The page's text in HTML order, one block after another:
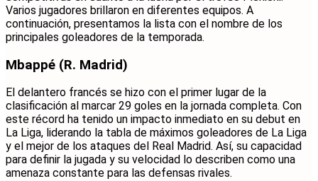
Varios jugadores brillaron en diferentes equipos. A
continuación, presentamos la lista con el nombre de los
principales goleadores de la temporada.
Mbappé (R. Madrid)
El delantero francés se hizo con el primer lugar de la
clasificación al marcar 29 goles en la jornada completa. Con
este récord ha tenido un impacto inmediato en su debut en
La Liga, liderando la tabla de máximos goleadores de La Liga
y el mejor de los ataques del Real Madrid. Así, su capacidad
para definir la jugada y su velocidad lo describen como una
amenaza constante para las defensas rivales.